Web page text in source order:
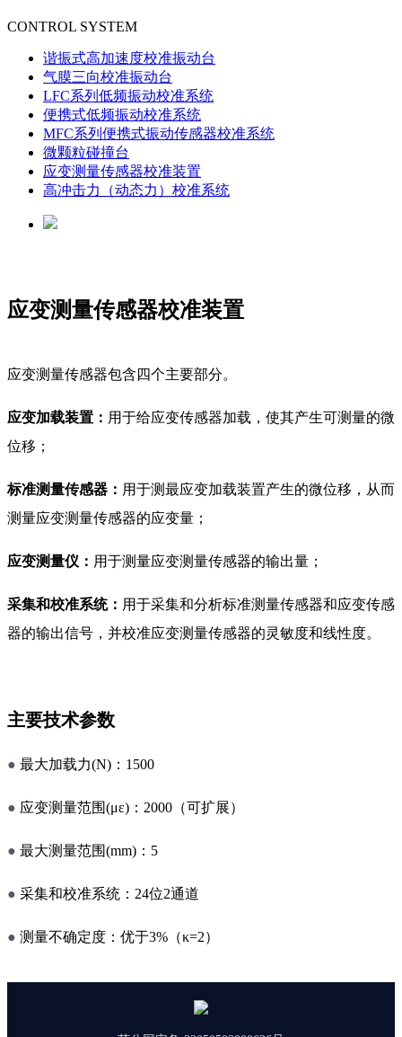
CONTROL SYSTEM
谐振式高加速度校准振动台
气膜三向校准振动台
LFC系列低频振动校准系统
便携式低频振动校准系统
MFC系列便携式振动传感器校准系统
微颗粒碰撞台
应变测量传感器校准装置
高冲击力（动态力）校准系统
应变测量传感器校准装置
应变测量传感器包含四个主要部分。
应变加载装置： 用于给应变传感器加载，使其产生可测量的微
位移；
标准测量传感器： 用于测最应变加载装置产生的微位移，从而
测量应变测量传感器的应变量；
应变测量仪： 用于测量应变测量传感器的输出量；
采集和校准系统： 用于采集和分析标准测量传感器和应变传感
器的输出信号，并校准应变测量传感器的灵敏度和线性度。
主要技术参数
● 最大加载力(N)：1500
● 应变测量范围(με)：2000（可扩展）
● 最大测量范围(mm)：5
● 采集和校准系统：24位2通道
● 测量不确定度：优于3%（κ=2）